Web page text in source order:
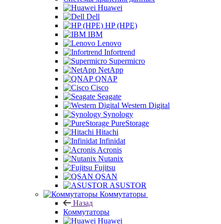
Huawei
Dell
HP (HPE)
IBM
Lenovo
Infortrend
Supermicro
NetApp
QNAP
Cisco
Seagate
Western Digital
Synology
PureStorage
Hitachi
Infinidat
Acronis
Nutanix
Fujitsu
QSAN
ASUSTOR
Коммутаторы
Назад
Коммутаторы
Huawei